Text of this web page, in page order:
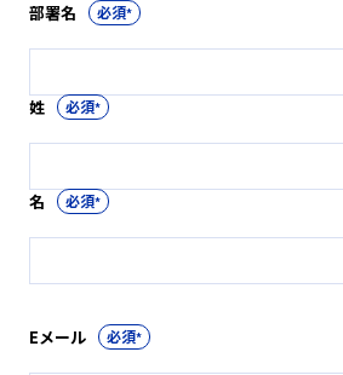
部署名 *
姓 *
名 *
Eメール *